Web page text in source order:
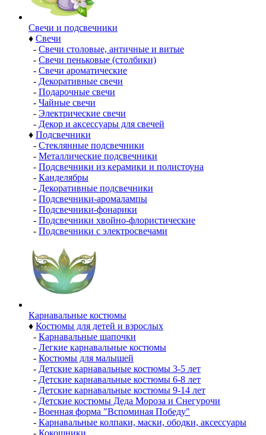
Свечи и подсвечники
♦ Свечи
- Свечи столовые, античные и витые
- Свечи пеньковые (столбики)
- Свечи ароматические
- Декоративные свечи
- Подарочные свечи
- Чайные свечи
- Электрические свечи
- Декор и аксессуары для свечей
♦ Подсвечники
- Стеклянные подсвечники
- Металлические подсвечники
- Подсвечники из керамики и полистоуна
- Канделябры
- Декоративные подсвечники
- Подсвечники-аромалампы
- Подсвечники-фонарики
- Подсвечники хвойно-флористические
- Подсвечники с электросвечами
Карнавальные костюмы
♦ Костюмы для детей и взрослых
- Карнавальные шапочки
- Легкие карнавальные костюмы
- Костюмы для малышей
- Детские карнавальные костюмы 3-5 лет
- Детские карнавальные костюмы 6-8 лет
- Детские карнавальные костюмы 9-14 лет
- Детские костюмы Деда Мороза и Снегурочи
- Военная форма "Вспоминая Победу"
- Карнавальные колпаки, маски, ободки, аксессуары
- Кокошники